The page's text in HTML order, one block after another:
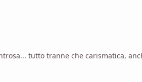
tutto tranne che carismatica,